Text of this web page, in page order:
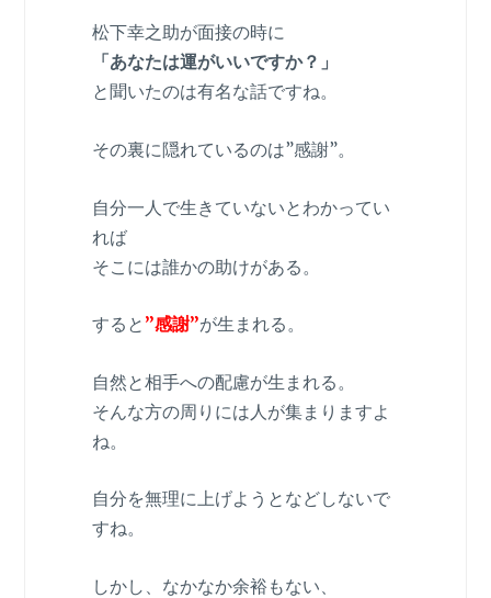
松下幸之助が面接の時に
「あなたは運がいいですか？」
と聞いたのは有名な話ですね。
その裏に隠れているのは”感謝”。
自分一人で生きていないとわかってい
れば
そこには誰かの助けがある。
すると ”感謝”が生まれる。
自然と相手への配慮が生まれる。
そんな方の周りには人が集まりますよ
ね。
自分を無理に上げようとなどしないで
すね。
しかし、なかなか余裕もない、